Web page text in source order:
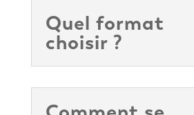
Quel format
choisir ?